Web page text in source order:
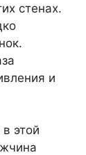
стенах.
и
этой